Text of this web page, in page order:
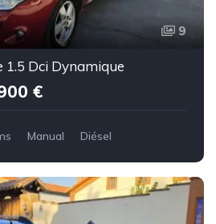
9
1.5 Dci Dynamique
€
Manual Diésel